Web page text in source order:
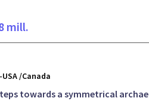
mill.
/Canada
towards a symmetrical